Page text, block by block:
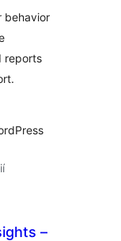
behavior
reports
–